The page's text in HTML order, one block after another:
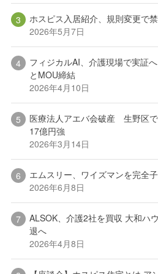
ホスピス入居紹介、規則変更で
2026年5月7日
フィジカルAI、介護現場で実証
とMOU締結
2026年4月10日
医療法人アエバ会破産 生野区
17億円強
2026年3月14日
エムスリー、ワイズマンを完全
2026年6月8日
ALSOK、介護2社を買収 大和ハ
退へ
2026年4月8日